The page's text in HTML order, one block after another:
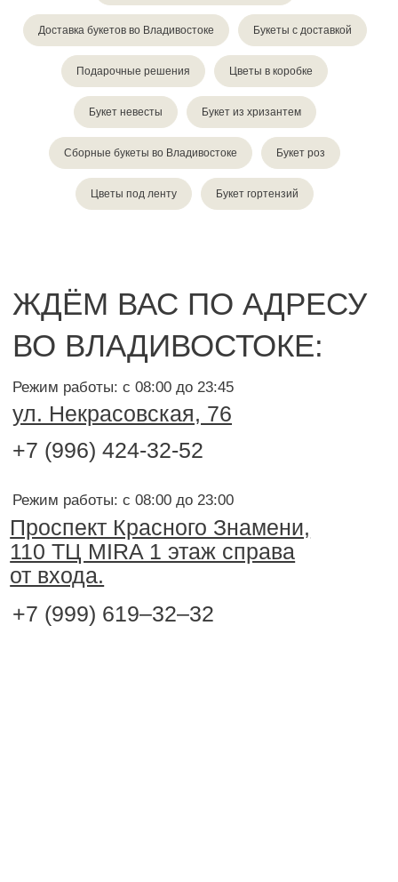
Доставка букетов во Владивостоке Букеты с доставкой
Подарочные решения Цветы в коробке
Букет невесты Букет из хризантем
Сборные букеты во Владивостоке Букет роз
Цветы под ленту Букет гортензий